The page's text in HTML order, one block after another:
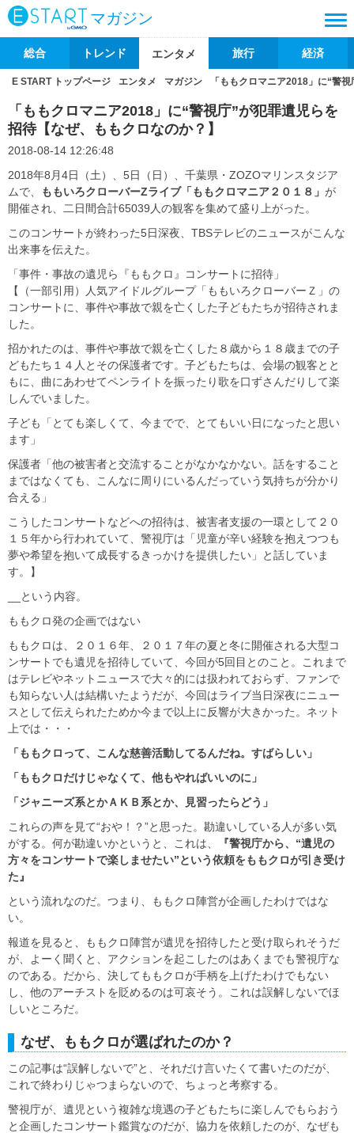
マガジン
総合 トレンド エンタメ 旅行 経済
E START トップページ エンタメ マガジン 「ももクロマニア2018」に“警
「ももクロマニア2018」に“警視庁”が犯罪遺児らを
招待【なぜ、ももクロなのか？】
2018-08-14 12:26:48
2018年8月4日（土）、5日（日）、千葉県・ZOZOマリンスタジア
ムで、
ももいろクローバーZライブ「ももクロマニア２０１８」 が
開催され、二日間合計65039人の観客を集めて盛り上がった。
このコンサートが終わった5日深夜、TBSテレビのニュースがこんな
出来事を伝えた。
「事件・事故の遺児ら『ももクロ』コンサートに招待」
【（一部引用）人気アイドルグループ「ももいろクローバーＺ」の
コンサートに、事件や事故で親を亡くした子どもたちが招待されま
した。
招かれたのは、事件や事故で親を亡くした８歳から１８歳までの子
どもたち１４人とその保護者です。子どもたちは、会場の観客とと
もに、曲にあわせてペンライトを振ったり歌を口ずさんだりして楽
しんでいました。
子ども「とても楽しくて、今までで、とてもいい日になったと思い
ます」
保護者「他の被害者と交流することがなかなかない。話をすること
まではなくても、こんなに周りにいるんだっていう気持ちが分かり
合える」
こうしたコンサートなどへの招待は、被害者支援の一環として２０
１５年から行われていて、警視庁は「児童が辛い経験を抱えつつも
夢や希望を抱いて成長するきっかけを提供したい」と話していま
す。】
__という内容。
ももクロ発の企画ではない
ももクロは、２０１６年、２０１７年の夏と冬に開催される大型コ
ンサートでも遺児を招待していて、今回が5回目とのこと。これまで
はテレビやネットニュースで大々的には扱われておらず、ファンで
も知らない人は結構いたようだが、今回はライブ当日深夜にニュー
スとして伝えられたためか今まで以上に反響が大きかった。ネット
上では・・・
「ももクロって、こんな慈善活動してるんだね。すばらしい」
「ももクロだけじゃなくて、他もやればいいのに」
「ジャニーズ系とかＡＫＢ系とか、見習ったらどう」
これらの声を見て“おや！？”と思った。勘違いしている人が多い気
がする。何が勘違いかというと、これは、
『警視庁から、“遺児の
方々をコンサートで楽しませたい”という依頼をももクロが引き受け
た』
という流れなのだ。つまり、ももクロ陣営が企画したわけではな
い。
報道を見ると、ももクロ陣営が遺児を招待したと受け取られそうだ
が、よーく聞くと、アクションを起こしたのはあくまでも警視庁な
のである。だから、決してももクロが手柄を上げたわけでもない
し、他のアーチストを貶めるのは可哀そう。これは誤解しないでほ
しいところだ。
なぜ、ももクロが選ばれたのか？
この記事は“誤解しないで”と、それだけ言いたくて書いたのだが、
これで終わりじゃつまらないので、ちょっと考察する。
警視庁が、遺児という複雑な境遇の子どもたちに楽しんでもらおう
と企画したコンサート鑑賞なのだが、協力を依頼したのが、なぜも